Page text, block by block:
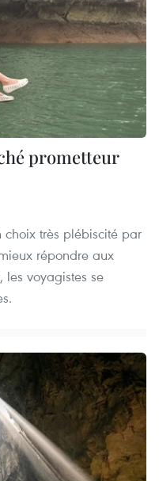
prometteur
choix très plébiscité par
répondre aux
les voyagistes se